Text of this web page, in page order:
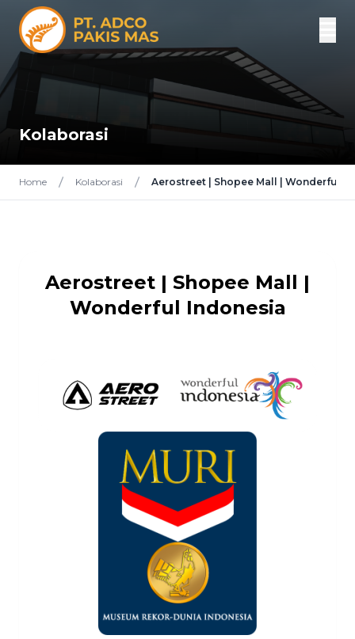
Kolaborasi
Home Kolaborasi Aerostreet | Shopee Mall | Wonderful
Aerostreet | Shopee Mall |
Wonderful Indonesia